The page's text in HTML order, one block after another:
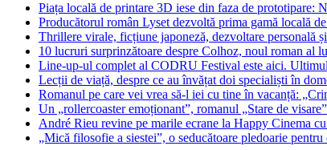
Piața locală de printare 3D iese din faza de prototipare:
Producătorul român Lyset dezvoltă prima gamă locală
Thrillere virale, ficțiune japoneză, dezvoltare personală
10 lucruri surprinzătoare despre Colhoz, noul roman al
Line-up-ul complet al CODRU Festival este aici.
Lecții de viață, despre ce au învățat doi specialiști în
Romanul pe care vei vrea să-l iei cu tine în vacanță:
Un „rollercoaster emoționant”, romanul „Stare de
André Rieu revine pe marile ecrane la Happy Cinema
„Mică filosofie a siestei”, o seducătoare pledoarie